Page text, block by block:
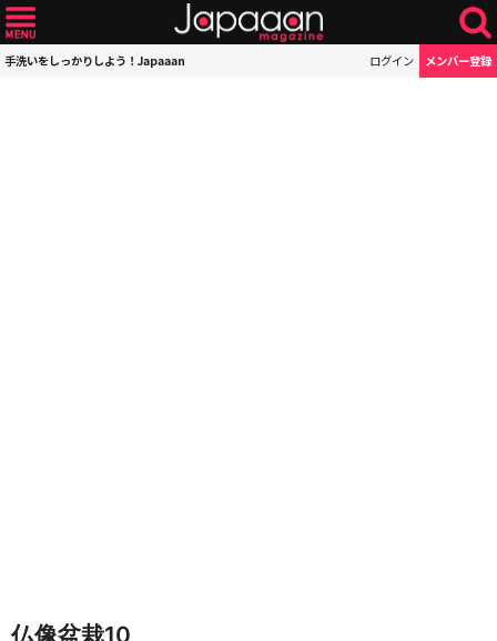
手洗いをしっかりしよう！Japaaan ログイン メンバー登録
仏像盆栽10